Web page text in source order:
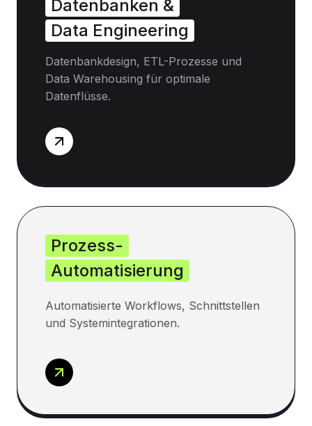
Datenbanken &
Data Engineering
Datenbankdesign, ETL-Prozesse und
Data Warehousing für optimale
Datenflüsse.
Prozess-
Automatisierung
Automatisierte Workflows, Schnittstellen
und Systemintegrationen.